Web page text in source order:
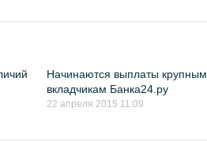
Начинаются выплаты крупным
вкладчикам Банка24.ру
22 апреля 2015 11:09